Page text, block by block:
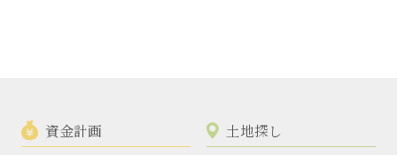
資金計画 土地探し